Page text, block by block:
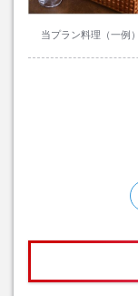
当プラン料理（一例）